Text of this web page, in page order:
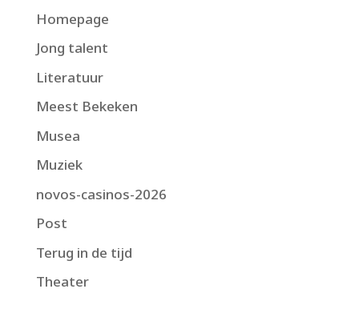
Homepage
Jong talent
Literatuur
Meest Bekeken
Musea
Muziek
novos-casinos-2026
Post
Terug in de tijd
Theater